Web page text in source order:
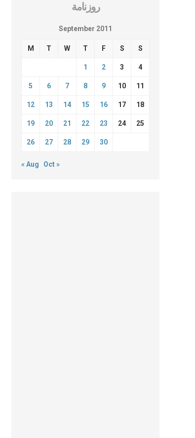
روزنامة
September 2011
M T W T F S S
1 2 3 4
5 6 7 8 9 10 11
12 13 14 15 16 17 18
19 20 21 22 23 24 25
26 27 28 29 30
« Aug Oct »